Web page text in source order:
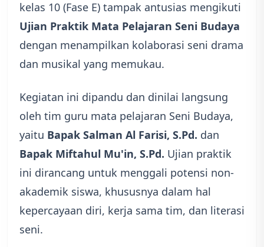
kelas 10 (Fase E) tampak antusias mengikuti
Ujian Praktik Mata Pelajaran Seni Budaya
dengan menampilkan kolaborasi seni drama
dan musikal yang memukau.
Kegiatan ini dipandu dan dinilai langsung
oleh tim guru mata pelajaran Seni Budaya,
yaitu Bapak Salman Al Farisi, S.Pd. dan
Bapak Miftahul Mu'in, S.Pd. Ujian praktik
ini dirancang untuk menggali potensi non-
akademik siswa, khususnya dalam hal
kepercayaan diri, kerja sama tim, dan literasi
seni.